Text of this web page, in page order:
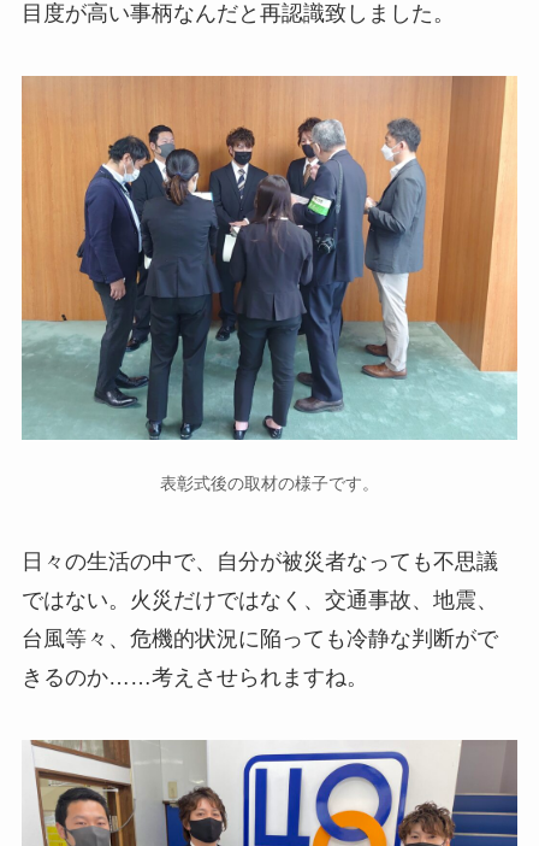
目度が高い事柄なんだと再認識致しました。
表彰式後の取材の様子です。
日々の生活の中で、自分が被災者なっても不思議
ではない。火災だけではなく、交通事故、地震、
台風等々、危機的状況に陥っても冷静な判断がで
きるのか……考えさせられますね。